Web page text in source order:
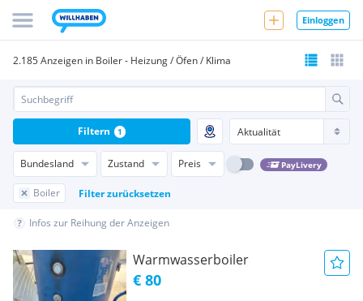
Einloggen
2.185 Anzeigen in Boiler - Heizung / Öfen / Klima
Bundesland Zustand Preis PayLivery
Boiler Filter zurücksetzen
Filtern 1
Infos zur Reihung der Anzeigen
Warmwasserboiler
€ 80